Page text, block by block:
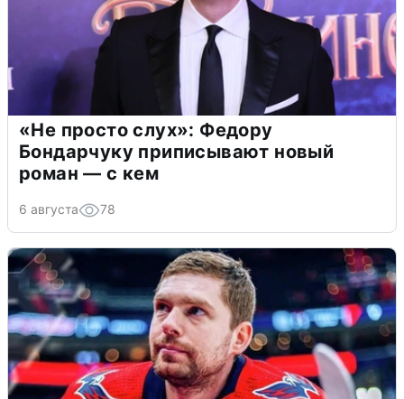
«Не просто слух»: Федору
Бондарчуку приписывают новый
роман — с кем
6 августа 78